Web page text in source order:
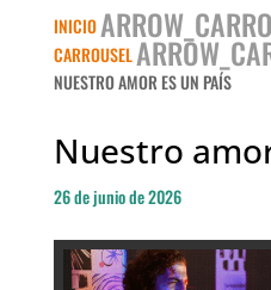
INICIO
CARROUSEL
NUESTRO AMOR ES UN PAÍS
Nuestro
26 de junio de 2026